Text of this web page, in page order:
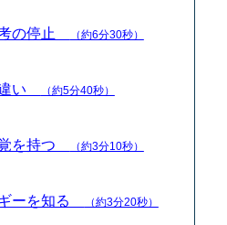
の停止 （約6分30秒）
違い （約5分40秒）
を持つ （約3分10秒）
ーを知る （約3分20秒）